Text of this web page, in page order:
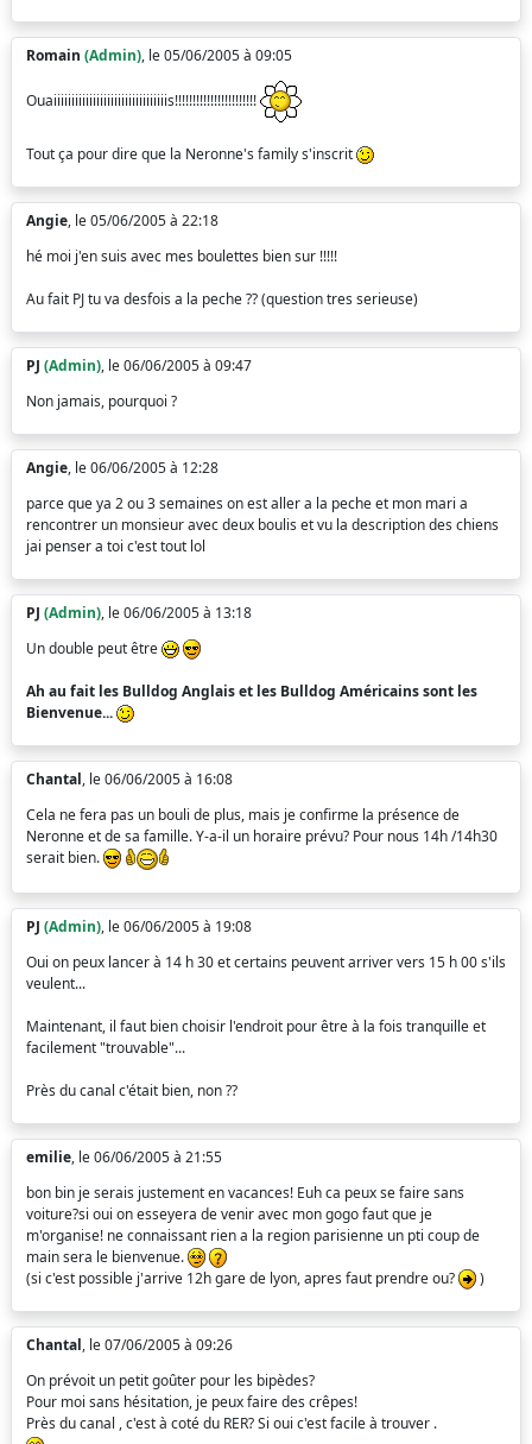
Romain (Admin), le 05/06/2005 à 09:05
Ouaiiiiiiiiiiiiiiiiiiiiiiiiiiiiiiiis!!!!!!!!!!!!!!!!!!!!!!!
Tout ça pour dire que la Neronne's family s'inscrit
Angie, le 05/06/2005 à 22:18
hé moi j'en suis avec mes boulettes bien sur !!!!!
Au fait PJ tu va desfois a la peche ?? (question tres serieuse)
PJ (Admin), le 06/06/2005 à 09:47
Non jamais, pourquoi ?
Angie, le 06/06/2005 à 12:28
parce que ya 2 ou 3 semaines on est aller a la peche et mon mari a
rencontrer un monsieur avec deux boulis et vu la description des chiens
jai penser a toi c'est tout lol
PJ (Admin), le 06/06/2005 à 13:18
Un double peut être
Ah au fait les Bulldog Anglais et les Bulldog Américains sont les
Bienvenue...
Chantal, le 06/06/2005 à 16:08
Cela ne fera pas un bouli de plus, mais je confirme la présence de
Neronne et de sa famille. Y-a-il un horaire prévu? Pour nous 14h /14h30
serait bien.
PJ (Admin), le 06/06/2005 à 19:08
Oui on peux lancer à 14 h 30 et certains peuvent arriver vers 15 h 00 s'ils
veulent...
Maintenant, il faut bien choisir l'endroit pour être à la fois tranquille et
facilement "trouvable"...
Près du canal c'était bien, non ??
emilie, le 06/06/2005 à 21:55
bon bin je serais justement en vacances! Euh ca peux se faire sans
voiture?si oui on esseyera de venir avec mon gogo faut que je
m'organise! ne connaissant rien a la region parisienne un pti coup de
main sera le bienvenue.
(si c'est possible j'arrive 12h gare de lyon, apres faut prendre ou?
)
Chantal, le 07/06/2005 à 09:26
On prévoit un petit goûter pour les bipèdes?
Pour moi sans hésitation, je peux faire des crêpes!
Près du canal , c'est à coté du RER? Si oui c'est facile à trouver .